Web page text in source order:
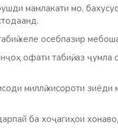
мамлакати мо,
хеле осебпазир
офати табиӣ, аз ҷумла
миллӣ хисороти зиёди
ба хоҷагиҳои